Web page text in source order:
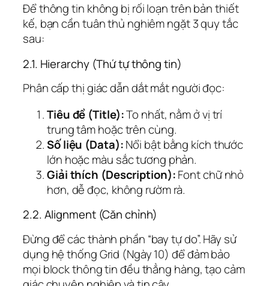
Để thông tin không bị rối loạn trên bản thiết
kế, bạn cần tuân thủ nghiêm ngặt 3 quy tắc
sau:
2.1. Hierarchy (Thứ tự thông tin)
Phân cấp thị giác dẫn dắt mắt người đọc:
Tiêu đề (Title):To nhất, nằm ở vị trí
trung tâm hoặc trên cùng.
Số liệu (Data):Nổi bật bằng kích thước
lớn hoặc màu sắc tương phản.
Giải thích (Description):Font chữ nhỏ
hơn, dễ đọc, không rườm rà.
2.2. Alignment (Căn chỉnh)
Đừng để các thành phần “bay tự do”. Hãy sử
dụng hệ thống Grid (Ngày 10) để đảm bảo
mọi block thông tin đều thẳng hàng, tạo cảm